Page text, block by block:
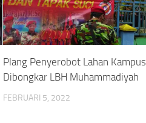
Plang Penyerobot Lahan Kampus
Dibongkar LBH Muhammadiyah
FEBRUARI 5, 2022